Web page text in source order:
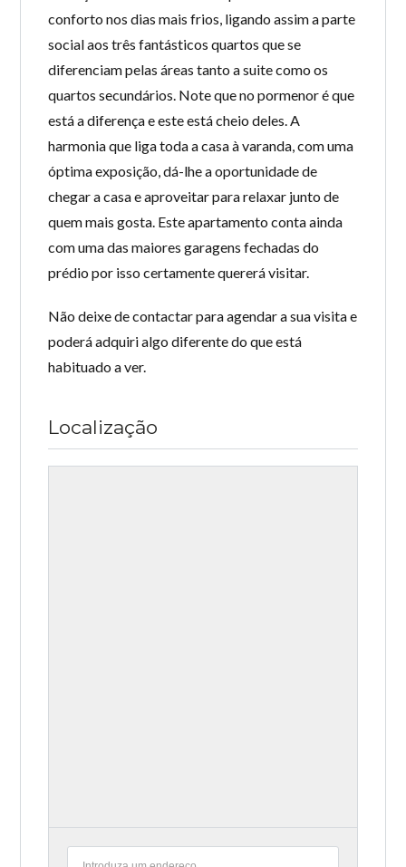
conforto nos dias mais frios, ligando assim a parte
social aos três fantásticos quartos que se
diferenciam pelas áreas tanto a suite como os
quartos secundários. Note que no pormenor é que
está a diferença e este está cheio deles. A
harmonia que liga toda a casa à varanda, com uma
óptima exposição, dá-lhe a oportunidade de
chegar a casa e aproveitar para relaxar junto de
quem mais gosta. Este apartamento conta ainda
com uma das maiores garagens fechadas do
prédio por isso certamente quererá visitar.
Não deixe de contactar para agendar a sua visita e
poderá adquiri algo diferente do que está
habituado a ver.
Localização